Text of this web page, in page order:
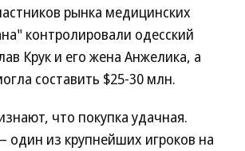
рынка медицинских
контролировали одесский
Крук и его жена Анжелика, а
составить $25-30 млн.
что покупка удачная.
из крупнейших игроков на